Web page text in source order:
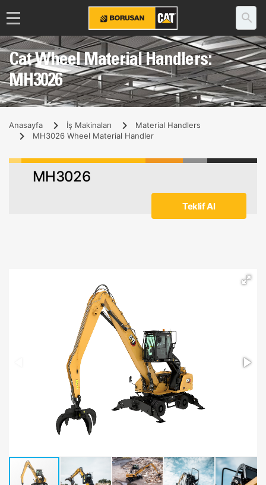
Cat Wheel Material Handlers:
MH3026
Anasayfa İş Makinaları
Material Handlers
MH3026 Wheel Material Handler
MH3026
Teklif Al